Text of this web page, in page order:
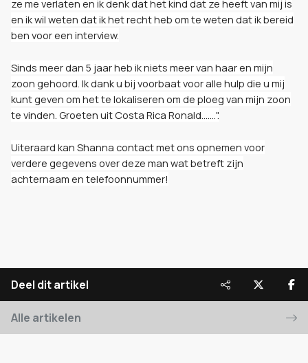
ze me verlaten en ik denk dat het kind dat ze heeft van mij is
en ik wil weten dat ik het recht heb om te weten dat ik bereid
ben voor een interview.
Sinds meer dan 5 jaar heb ik niets meer van haar en mijn
zoon gehoord. Ik dank u bij voorbaat voor alle hulp die u mij
kunt geven om het te lokaliseren om de ploeg van mijn zoon
te vinden. Groeten uit Costa Rica Ronald.......".
Uiteraard kan Shanna contact met ons opnemen voor
verdere gegevens over deze man wat betreft zijn
achternaam en telefoonnummer!
Deel dit artikel
Alle artikelen